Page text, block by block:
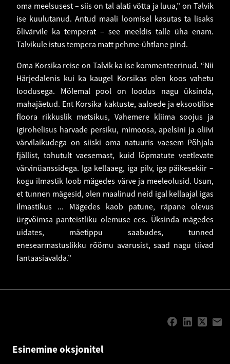
oma meelsusest – siis on tal alati vötta ja luua,” on Talvik
ise kuulutanud. Antud maali loomisel kasutas ta lisaks
õlivärvile ka temperat – see meeldis talle üha enam.
Talvikule istus tempera matt pehme-ühtlane pind.
Oma Korsika reise on Talvik ka ise kommenteerinud. “Nii
Härjedalenis kui ka kaugel Korsikas olen koos vahetu
loodusega. Mõlemal pool on loodus nagu üksinda,
mahajäetud. Ent Korsika kaktuste, aaloede ja eksootilise
floora rikkuslik metsikus, Vahemere kliima soojus ja
igirohelisus harvade persiku, mimoosa, apelsini ja oliivi
värvilaikudega on siiski oma natuuris vaesem Põhjala
fjällist, tohutult vaesemast, kuid lõpmatute veetlevate
värvinüanssidega. Iga kellaaeg, iga pilv, iga päikesekiir –
kogu ilmastik loob mägedes värve ja meeleolusid. Usun,
et tunnen mägesid, olen maalinud neid igal kellaajal igas
ilmastikus ... Mägedes kaob patune, räpane olevus
ürgvõimsa panteistliku olemuse ees. Üksinda mägedes
uidates, mäetippu saabudes, tunned
enesearmastuslikku rõõmu avarusist, saad nagu tiivad
fantaasiavalda.”
Esinemine oksjonitel